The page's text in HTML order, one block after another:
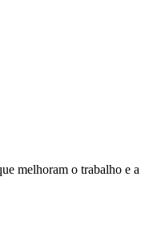
melhoram o trabalho e a